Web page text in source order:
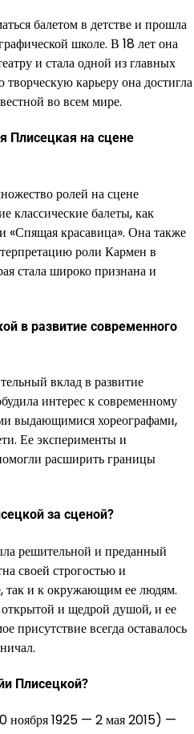
балетом в детстве и прошла
школе. В 18 лет она
и стала одной из главных
карьеру она достигла
во всем мире.
Плисецкая на сцене
ролей на сцене
классические балеты, как
«Спящая красавица». Она также
роли Кармен в
стала широко признана и
в развитие современного
вклад в развитие
интерес к современному
выдающимися хореографами,
Ее эксперименты и
расширить границы
за сценой?
решительной и преданный
своей строгостью и
так и к окружающим ее людям.
и щедрой душой, и ее
присутствие всегда оставалось
Плисецкой?
ноября 1925 — 2 мая 2015) —